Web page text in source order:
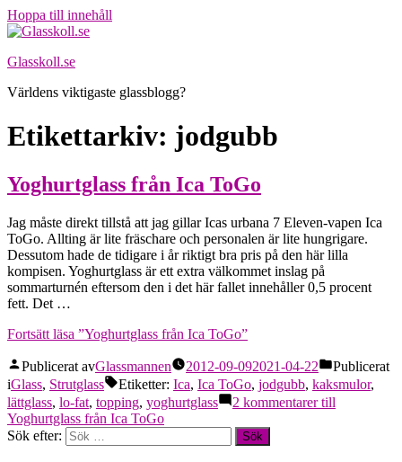
Hoppa till innehåll
Glasskoll.se
Världens viktigaste glassblogg?
Etikettarkiv: jodgubb
Yoghurtglass från Ica ToGo
Jag måste direkt tillstå att jag gillar Icas urbana 7 Eleven-vapen Ica
ToGo. Allting är lite fräschare och personalen är lite hungrigare.
Dessutom hade de tidigare i år riktigt bra pris på den här lilla
kompisen. Yoghurtglass är ett extra välkommet inslag på
sommarturnén eftersom den i det här fallet innehåller 0,5 procent
fett. Det …
Fortsätt läsa ”Yoghurtglass från Ica ToGo”
Publicerat avGlassmannen 2012-09-092021-04-22
Publicerat
iGlass, Strutglass Etiketter: Ica, Ica ToGo, jodgubb, kaksmulor,
lättglass, lo-fat, topping, yoghurtglass 2 kommentarertill
Yoghurtglass från Ica ToGo
Sök efter: